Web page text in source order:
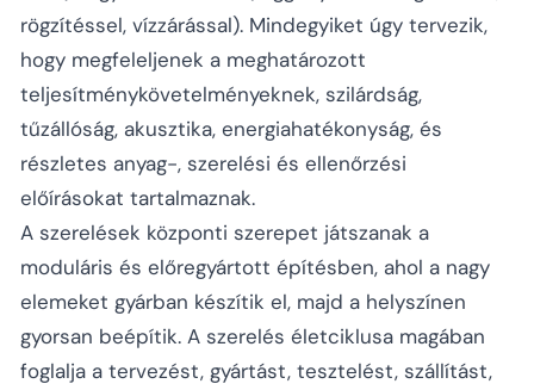
rögzítéssel, vízzárással). Mindegyiket úgy tervezik,
hogy megfeleljenek a meghatározott
teljesítménykövetelményeknek, szilárdság,
tűzállóság, akusztika, energiahatékonyság, és
részletes anyag-, szerelési és ellenőrzési
előírásokat tartalmaznak.
A szerelések központi szerepet játszanak a
moduláris és előregyártott építésben, ahol a nagy
elemeket gyárban készítik el, majd a helyszínen
gyorsan beépítik. A szerelés életciklusa magában
foglalja a tervezést, gyártást, tesztelést, szállítást,